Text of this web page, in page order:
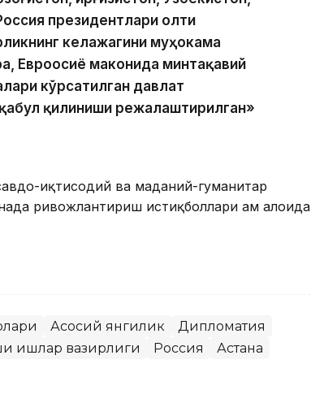
президентлари олти
келажагини муҳокама
Евроосиё маконида минтақавий
кўрсатилган давлат
қилиниши режалаштирилган»
иқтисодий ва маданий-гуманитар
ривожлантириш истиқболлари ҳам алоҳида
Асосий янгилик
Дипломатия
ишлар вазирлиги Россия Астана